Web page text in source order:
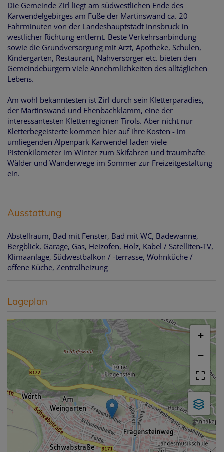
Die Gemeinde Zirl liegt am südwestlichen Ende des
Karwendelgebirges am Fuße der Martinswand ca. 20
Fahrminuten von der Landeshauptstadt Innsbruck in
westlicher Richtung entfernt. Beste Verkehrsanbindung
sowie die Grundversorgung mit Arzt, Apotheke, Schulen,
Kindergarten, Restaurant, Nahversorger etc. bieten den
Gemeindebürgern viele Annehmlichkeiten des alltäglichen
Lebens.
Am wohl bekanntesten ist Zirl durch sein Kletterparadies,
der Martinswand und Ehenbachklamm, eine der
interessantesten Kletterregionen Tirols. Aber nicht nur
Kletterbegeisterte kommen hier auf ihre Kosten - im
umliegenden Alpenpark Karwendel laden viele
Pistenkilometer im Winter zum Skifahren und traumhafte
Wälder und Wanderwege im Sommer zur Freizeitgestaltung
ein.
Ausstattung
Abstellraum Bad mit Fenster Bad mit WC Badewanne
Bergblick Garage Gas Heizofen Holz Kabel / Satelliten-TV
Klimaanlage Südwestbalkon / -terrasse Wohnküche /
offene Küche Zentralheizung
Lageplan
+
−